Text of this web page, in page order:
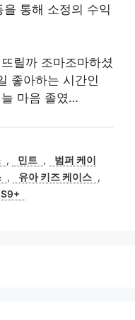
통해 소정의 수익
릴까 조마조마하셨
좋아하는 시간인
마음 졸였…
, 민트 ,
범퍼 케이
, 유아 키즈 케이스 ,